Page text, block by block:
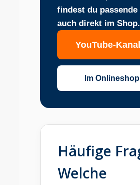
findest du passende
auch direkt im Shop.
YouTube-
Im
Häufige
Welche